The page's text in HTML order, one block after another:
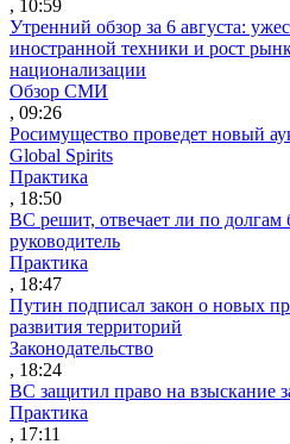
, 10:59
Утренний обзор за 6 августа:
иностранной техники и рост
национализации
Обзор СМИ
, 09:26
Росимущество проведет новый
Global Spirits
Практика
, 18:50
ВС решит, отвечает ли по
руководитель
Практика
, 18:47
Путин подписал закон о новых
развития территорий
Законодательство
, 18:24
ВС защитил право на взыскание
Практика
, 17:11